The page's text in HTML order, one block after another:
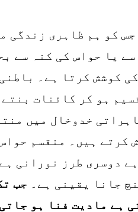
کو ہم ظاہری زندگی
یا حواس کی کنہ سے
کوشش کرتا ہے۔
ہو کر کائنات
خدوخال میں
کرتے ہیں۔ منقسم
دوسری طرز نورانی
جانا یقینی ہے۔ جب
ہے مادیت فنا ہو